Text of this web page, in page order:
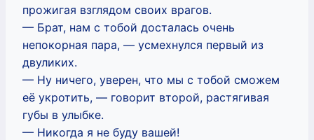
прожигая взглядом своих врагов.
— Брат, нам с тобой досталась очень
непокорная пара, — усмехнулся первый из
двуликих.
— Ну ничего, уверен, что мы с тобой сможем
её укротить, — говорит второй, растягивая
губы в улыбке.
— Никогда я не буду вашей!